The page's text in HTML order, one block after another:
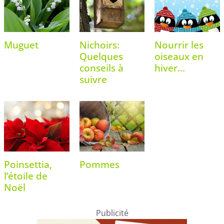
Muguet
Nichoirs:
Quelques
conseils à
suivre
Nourrir les
oiseaux en
hiver…
Poinsettia,
l’étoile de
Noël
Pommes
Publicité